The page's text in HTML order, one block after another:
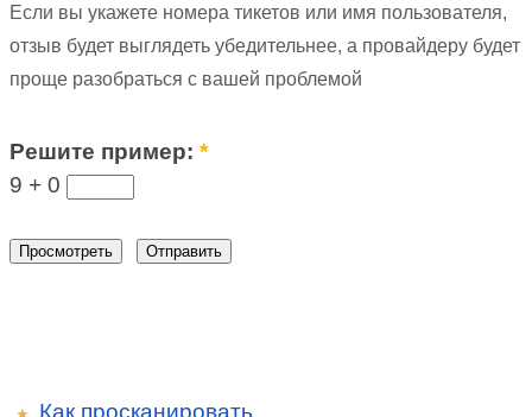
Если вы укажете номера тикетов или имя пользователя,
отзыв будет выглядеть убедительнее, а провайдеру будет
проще разобраться с вашей проблемой
Решите пример:*
9 + 0
Как просканировать